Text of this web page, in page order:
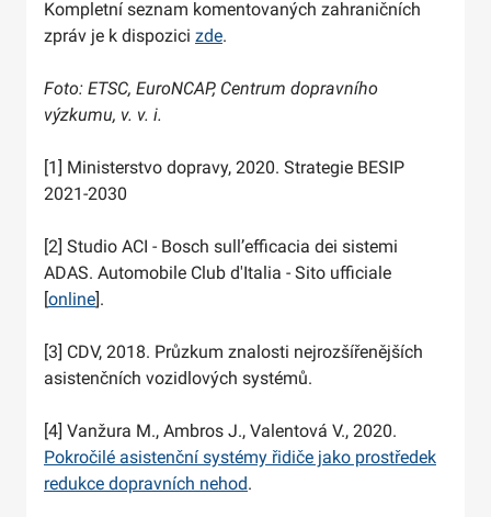
Kompletní seznam komentovaných zahraničních
zpráv je k dispozici zde.
Foto: ETSC, EuroNCAP, Centrum dopravního
výzkumu, v. v. i.
[1] Ministerstvo dopravy, 2020. Strategie BESIP
2021-2030
[2] Studio ACI - Bosch sull’efficacia dei sistemi
ADAS. Automobile Club d'Italia - Sito ufficiale
[online].
[3] CDV, 2018. Průzkum znalosti nejrozšířenějších
asistenčních vozidlových systémů.
[4] Vanžura M., Ambros J., Valentová V., 2020.
Pokročilé asistenční systémy řidiče jako prostředek
redukce dopravních nehod.